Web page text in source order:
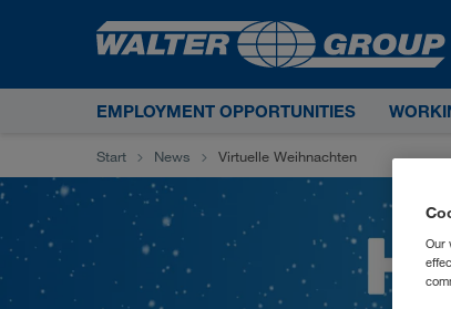
EMPLOYMENT OPPORTUNITIES
Start News Virtuelle Weihnachten
Our